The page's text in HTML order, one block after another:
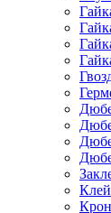
Клей